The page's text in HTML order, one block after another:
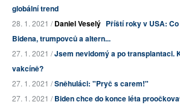
globální trend
28. 1. 2021 /Daniel Veselý Příští roky v USA:
Bidena, trumpovců a altern...
27. 1. 2021 /Jsem nevidomý a po transplantaci.
vakcíně?
27. 1. 2021 /Sněhuláci: "Pryč s carem!"
27. 1. 2021 /Biden chce do konce léta